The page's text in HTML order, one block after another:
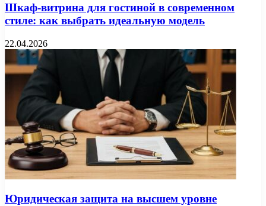
Шкаф-витрина для гостиной в современном
стиле: как выбрать идеальную модель
22.04.2026
Юридическая защита на высшем уровне